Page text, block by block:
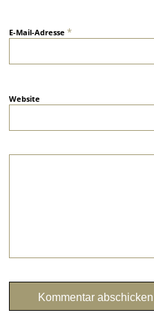
E-Mail-Adresse*
Website